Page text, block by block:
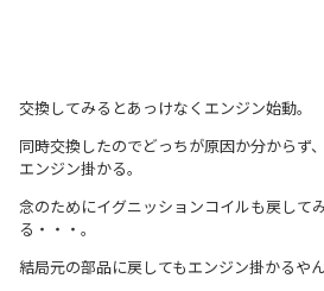
交換してみるとあっけなくエンジン始動。
同時交換したのでどっちが原因か分からず
エンジン掛かる。
念のためにイグニッションコイルも戻して
る・・・。
結局元の部品に戻してもエンジン掛かるや